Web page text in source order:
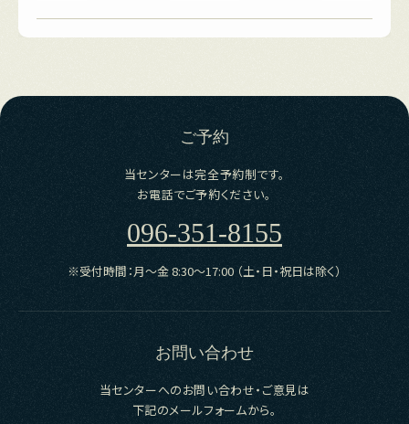
ご予約
当センターは完全予約制です。
お電話でご予約ください。
096-351-8155
※受付時間：月〜金 8:30～17:00 （土・日・祝日は除く）
お問い合わせ
当センターへのお問い合わせ・ご意見は
下記のメールフォームから。